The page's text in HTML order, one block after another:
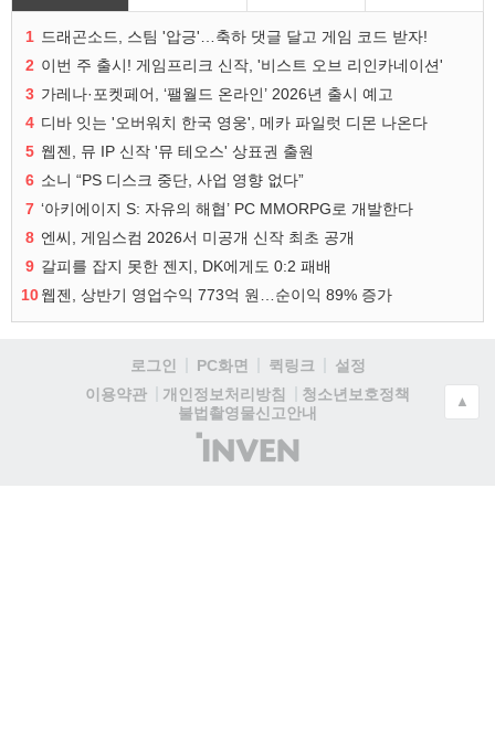
1 드래곤소드, 스팀 '압긍'…축하 댓글 달고 게임 코드 받자!
2 이번 주 출시! 게임프리크 신작, '비스트 오브 리인카네이션'
3 가레나·포켓페어, ‘팰월드 온라인’ 2026년 출시 예고
4 디바 잇는 '오버워치 한국 영웅', 메카 파일럿 디몬 나온다
5 웹젠, 뮤 IP 신작 '뮤 테오스' 상표권 출원
6 소니 “PS 디스크 중단, 사업 영향 없다”
7 ‘아키에이지 S: 자유의 해협’ PC MMORPG로 개발한다
8 엔씨, 게임스컴 2026서 미공개 신작 최초 공개
9 갈피를 잡지 못한 젠지, DK에게도 0:2 패배
10웹젠, 상반기 영업수익 773억 원…순이익 89% 증가
로그인 PC화면 퀵링크
설정
이용약관
개인정보처리방침
청소년보호정책
불법촬영물신고안내
(주)
인
▲